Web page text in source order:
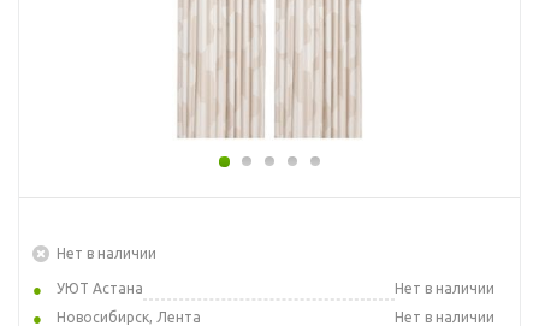
Нет в наличии
УЮТ Астана
Нет в наличии
Новосибирск, Лента
Нет в наличии